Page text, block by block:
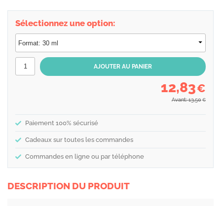
Sélectionnez une option:
12,83€
Avant: 13,50 €
Paiement 100% sécurisé
Cadeaux sur toutes les commandes
Commandes en ligne ou par téléphone
DESCRIPTION DU PRODUIT